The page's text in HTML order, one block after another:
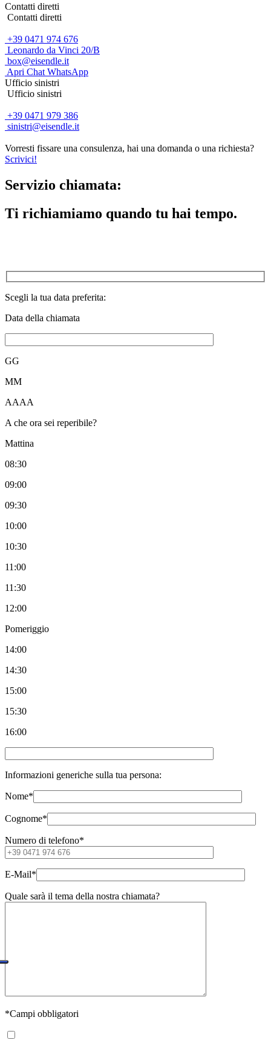
Contatti diretti
Contatti diretti
+39 0471 974 676
Leonardo da Vinci 20/B
box@eisendle.it
Apri Chat WhatsApp
Ufficio sinistri
Ufficio sinistri
+39 0471 979 386
sinistri@eisendle.it
Vorresti fissare una consulenza, hai una domanda o una richiesta?
Scrivici!
Servizio chiamata:
Ti richiamiamo quando tu hai tempo.
Scegli la tua data preferita:
Data della chiamata
GG
MM
AAAA
A che ora sei reperibile?
Mattina
08:30
09:00
09:30
10:00
10:30
11:00
11:30
12:00
Pomeriggio
14:00
14:30
15:00
15:30
16:00
Informazioni generiche sulla tua persona:
Nome*
Cognome*
Numero di telefono*
E-Mail*
Quale sarà il tema della nostra chiamata?
*Campi obbligatori